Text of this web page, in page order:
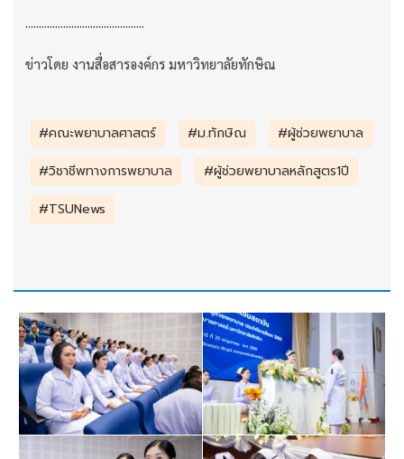
............................................
ข่าวโดย งานสื่อสารองค์กร มหาวิทยาลัยทักษิณ
#คณะพยาบาลศาสตร์ #ม.ทักษิณ
#ผู้ช่วยพยาบาล
#วิชาชีพทางการพยาบาล
#ผู้ช่วยพยาบาลหลักสูตร1ปี
#TSUNews